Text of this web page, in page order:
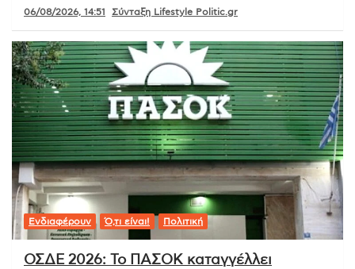
06/08/2026, 14:51 Σύνταξη Lifestyle Politic.gr
Ενδιαφέρουν Ό,τι είναι! Πολιτική
ΟΣΔΕ 2026: Το ΠΑΣΟΚ καταγγέλλει